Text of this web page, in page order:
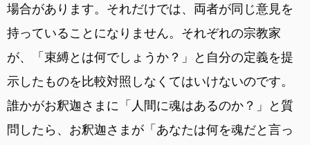
場合があります。それだけでは、両者が同じ意見を
持っていることになりません。それぞれの宗教家
が、「束縛とは何でしょうか？」と自分の定義を提
示したものを比較対照しなくてはいけないのです。
誰かがお釈迦さまに「人間に魂はあるのか？」と質
問したら、お釈迦さまが「あなたは何を魂だと言っ